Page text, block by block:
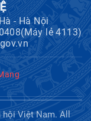
- Hà Nội
lẻ 4113)
hội Việt Nam. All